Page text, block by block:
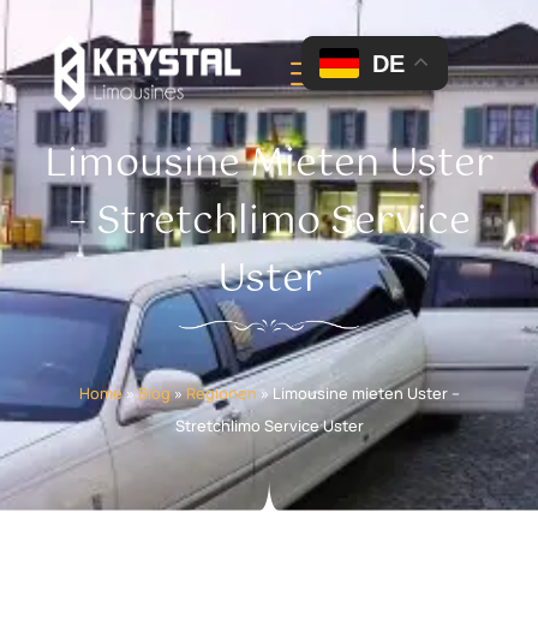
Limousine Mieten Uster
– Stretchlimo Service
Uster
Home»Blog»Regionen »Limousine mieten Uster –
Stretchlimo Service Uster
DE